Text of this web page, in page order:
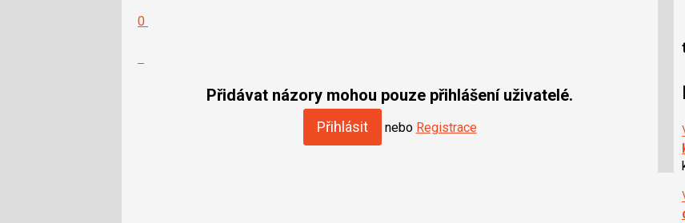
0
Přidávat názory mohou pouze přihlášení uživatelé.
Přihlásit nebo Registrace